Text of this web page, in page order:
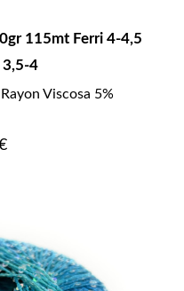
115mt Ferri 4-4,5
4
Viscosa 5%